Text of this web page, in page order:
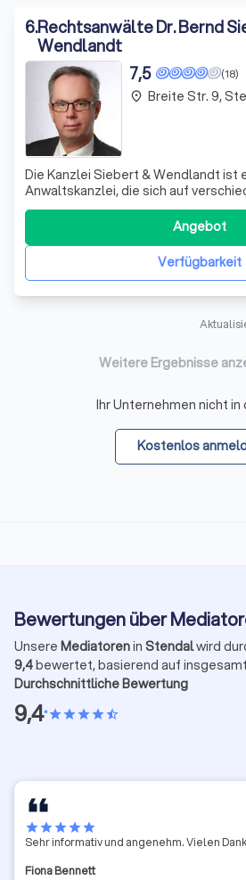
6.Rechtsanwälte Dr. Bernd
Wendlandt
(18)
7,5
Die Kanzlei Siebert & Wendlandt ist
Anwaltskanzlei, die sich auf
Rechts spezialisiert hat. Mit
fundiertem Fachwissen bieten wir
eine zuverlässige und qualifizierte
besteht aus engagierten RecVerfügbarkeit
Angebot
place Breite Str. 9,
Weitere Ergebnisse
Ihr Unternehmen nicht in
Kostenlos
Bewertungen über
Unsere Mediatorenin Stendalwird
9,4bewertet, basierend auf insgesamt
Durchschnittliche Bewertung
9,4•starstarstarstarstar_half
starstarstarstarstar
Sehr informativ und angenehm. Vielen
Fiona Bennett